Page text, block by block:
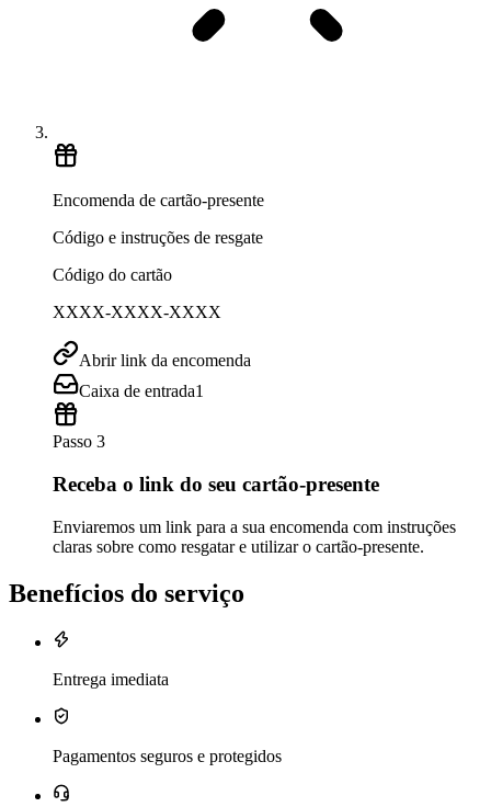
Encomenda de cartão-presente
Código e instruções de resgate
Código do cartão
XXXX-XXXX-XXXX
Abrir link da encomenda
Caixa de entrada1
Passo 3
Receba o link do seu cartão-presente
Enviaremos um link para a sua encomenda com instruções
claras sobre como resgatar e utilizar o cartão-presente.
Benefícios do serviço
Entrega imediata
Pagamentos seguros e protegidos